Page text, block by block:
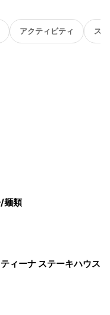
アクティビティ ス
麺類
ィーナ ステーキハウス